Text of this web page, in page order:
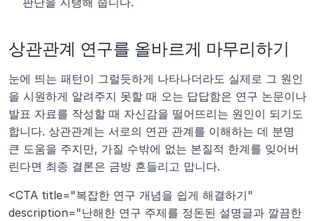
상관관계 연구를 올바르게 마무리하기
눈에 띄는 패턴이 그럴듯하게 나타나더라도 실제로 그 원인
을 시원하게 알려주지 못할 때 오는 답답함은 연구 논문이나
발표 자료를 작성할 때 자신감을 떨어뜨리는 원인이 되기도
합니다. 상관관계는 서로의 연관 관계를 이해하는 데 분명
큰 도움을 주지만, 가질 수밖에 없는 본질적 한계를 잊어버
린다면 최종 결론은 금방 흔들리고 맙니다.
<CTA title="복잡한 연구 개념을 쉽게 해결하기"
description="난해한 연구 주제를 정돈된 설명글과 깔끔한